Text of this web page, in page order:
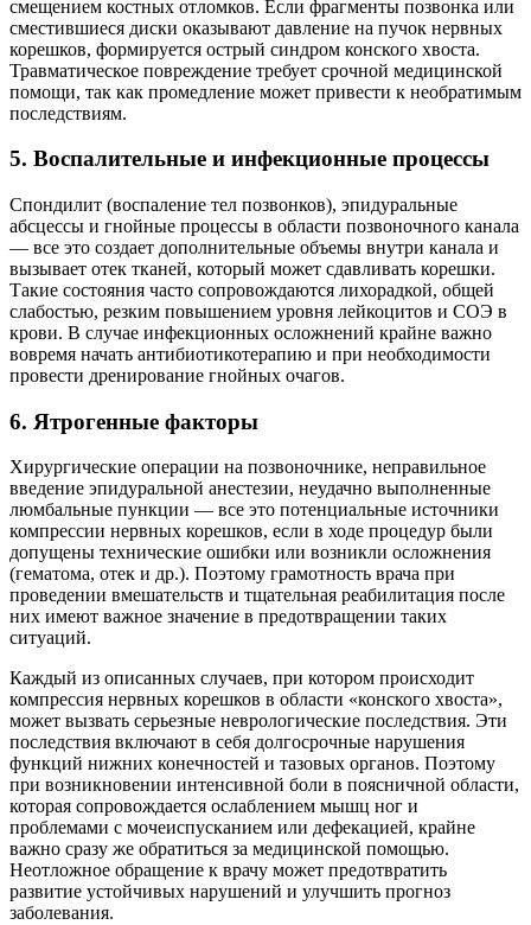
смещением костных отломков. Если фрагменты позвонка или
сместившиеся диски оказывают давление на пучок нервных
корешков, формируется острый синдром конского хвоста.
Травматическое повреждение требует срочной медицинской
помощи, так как промедление может привести к необратимым
последствиям.
5. Воспалительные и инфекционные процессы
Спондилит (воспаление тел позвонков), эпидуральные
абсцессы и гнойные процессы в области позвоночного канала
— все это создает дополнительные объемы внутри канала и
вызывает отек тканей, который может сдавливать корешки.
Такие состояния часто сопровождаются лихорадкой, общей
слабостью, резким повышением уровня лейкоцитов и СОЭ в
крови. В случае инфекционных осложнений крайне важно
вовремя начать антибиотикотерапию и при необходимости
провести дренирование гнойных очагов.
6. Ятрогенные факторы
Хирургические операции на позвоночнике, неправильное
введение эпидуральной анестезии, неудачно выполненные
люмбальные пункции — все это потенциальные источники
компрессии нервных корешков, если в ходе процедур были
допущены технические ошибки или возникли осложнения
(гематома, отек и др.). Поэтому грамотность врача при
проведении вмешательств и тщательная реабилитация после
них имеют важное значение в предотвращении таких
ситуаций.
Каждый из описанных случаев, при котором происходит
компрессия нервных корешков в области «конского хвоста»,
может вызвать серьезные неврологические последствия. Эти
последствия включают в себя долгосрочные нарушения
функций нижних конечностей и тазовых органов. Поэтому
при возникновении интенсивной боли в поясничной области,
которая сопровождается ослаблением мышц ног и
проблемами с мочеиспусканием или дефекацией, крайне
важно сразу же обратиться за медицинской помощью.
Неотложное обращение к врачу может предотвратить
развитие устойчивых нарушений и улучшить прогноз
заболевания.